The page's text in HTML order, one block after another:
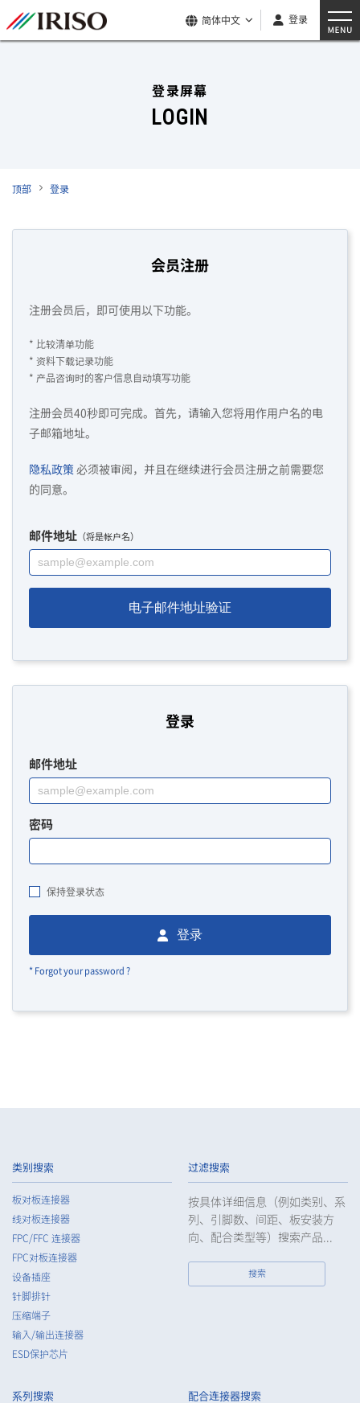
简体中文 登录
登录屏幕
LOGIN
顶部 登录
会员注册
注册会员后，即可使用以下功能。
* 比较清单功能
* 资料下载记录功能
* 产品咨询时的客户信息自动填写功能
注册会员40秒即可完成。首先，请输入您将用作用户名的电
子邮箱地址。
隐私政策 必须被审阅，并且在继续进行会员注册之前需要您
的同意。
邮件地址 （将是帐户名）
电子邮件地址验证
登录
邮件地址
密码
保持登录状态
登录
* Forgot your password ?
类别搜索
板对板连接器
线对板连接器
FPC/FFC 连接器
FPC对板连接器
设备插座
针脚排针
压缩端子
输入/输出连接器
ESD保护芯片
过滤搜索
按具体详细信息（例如类别、系
列、引脚数、间距、板安装方
向、配合类型等）搜索产品...
搜索
系列搜索 配合连接器搜索